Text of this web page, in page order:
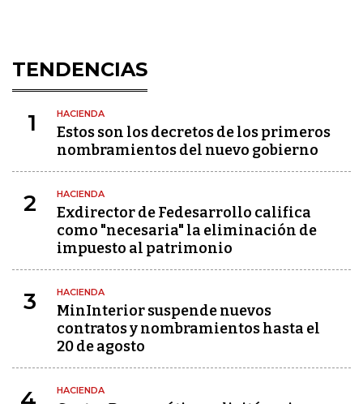
TENDENCIAS
1 HACIENDA
Estos son los decretos de los primeros
nombramientos del nuevo gobierno
2 HACIENDA
Exdirector de Fedesarrollo califica
como "necesaria" la eliminación de
impuesto al patrimonio
3 HACIENDA
MinInterior suspende nuevos
contratos y nombramientos hasta el
20 de agosto
HACIENDA